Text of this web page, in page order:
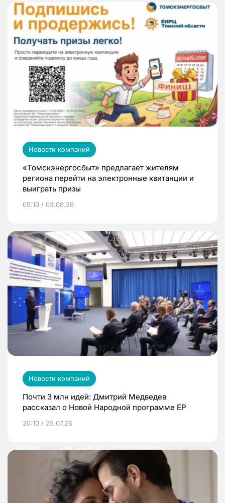
Новости компаний
«Томскэнергосбыт» предлагает жителям
региона перейти на электронные квитанции и
выиграть призы
09:10 / 03.08.26
Новости компаний
Почти 3 млн идей: Дмитрий Медведев
рассказал о Новой Народной программе ЕР
20:10 / 25.07.26